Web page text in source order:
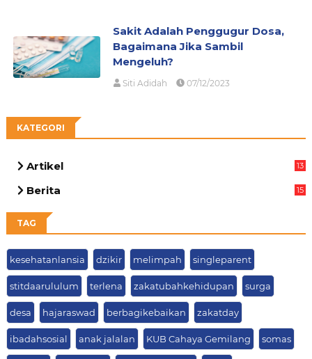
Sakit Adalah Penggugur Dosa,
Bagaimana Jika Sambil
Mengeluh?
Siti Adidah 07/12/2023
KATEGORI
Artikel
13
Berita
15
TAG
kesehatanlansia dzikir melimpah singleparent
stitdaarululum terlena zakatubahkehidupan surga
desa hajaraswad berbagikebaikan zakatday
ibadahsosial anak jalalan KUB Cahaya Gemilang somas